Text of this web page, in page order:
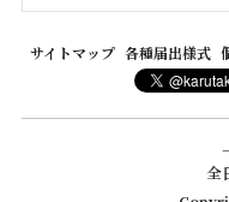
サイトマップ 各種届出様式
全